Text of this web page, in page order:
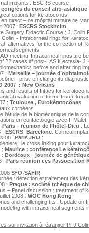
implants : ESCRS course
congrès du conseil afro-asiatique
options for keratoconus
direct – de l’hôpital militaire de
2007 : ESCRS Stockholm
Surgery Didactic Course ; J. Colin
Colin - Intracorneal rings for
alternatives for the correction of
segments
meeting Intracorneal rings are
22 cases of post-LASIK ectasia- J
before and after ring
: Marseille – journée
– prise en charge du
2007 : New Orleans
and results of Intacs for
evaluation of forme fruste
: Toulouse , Eurokératocônes
cornéens
l‘étude de la biomécanique de la
en contactologie avec F Malet
Paris – réunion de l’hôtel-Dieu :
: ESCRS Barcelone: Corneal
08 : Paris JRO :
: le cross linking pour
: Maurice : conférence Le
: Bordeaux – journée de
: Paris réunion des l’association
SFO-SAFIR
: détection et traitement des
: Prague : société tchèque de
– Panel discussion : treatment of
2008 : WOC Hong Kong
and challenging fits : Update on
with intracorneal segments
sur invitation à l’étranger Pr J